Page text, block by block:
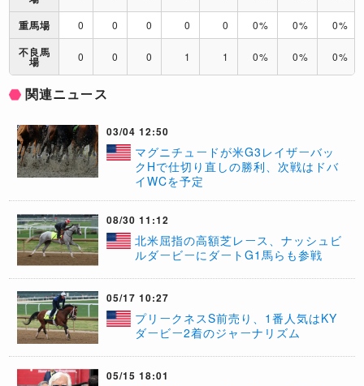
重馬場 0 0 0 0 0 0% 0% 0%
不良馬
場 0 0 0 1 1 0% 0% 0%
関連ニュース
03/04 12:50
マグニチュードが米G3レイザーバッ
クHで仕切り直しの勝利、次戦はドバ
イWCを予定
08/30 11:12
北米屈指の高額芝レース、ナッシュビ
ルダービーにダートG1馬らも参戦
05/17 10:27
プリークネスS前売り、1番人気はKY
ダービー2着のジャーナリズム
05/15 18:01